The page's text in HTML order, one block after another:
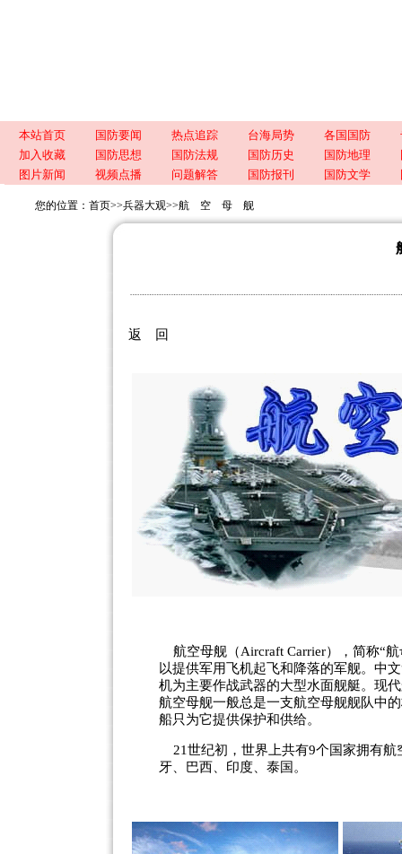
本站首页 国防要闻 热点追踪 台海局势 各国国防
加入收藏
国防思想 国防法规 国防历史 国防地理
图片新闻
视频点播 问题解答 国防报刊 国防文学
您的位置： 首页>>兵器大观>>航 空 母 舰
返 回
航空母舰（Aircraft Carrier），简称“
以提供军用飞机起飞和降落的军舰。中
机为主要作战武器的大型水面舰艇。现
航空母舰一般总是一支航空母舰舰队中
船只为它提供保护和供给。
21世纪初，世界上共有9个国家拥有航
牙、巴西、 印度 、泰国。